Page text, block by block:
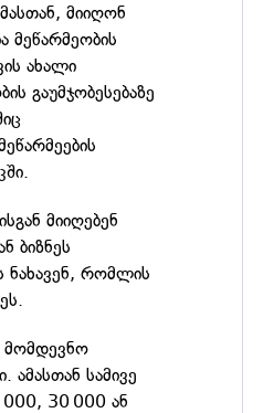
მიიღონ
მეწარმეობის
ახალი
გაუმჯობესებაზე
მიიღებენ
ბიზნეს
ნახავენ, რომლის
მომდევნო
სამივე
30 000 ან